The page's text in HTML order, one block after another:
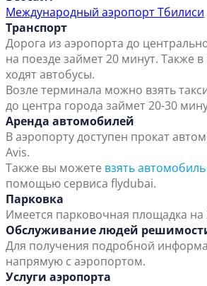
Международный аэропорт Тбилиси
Транспорт
Дорога из аэропорта до
на поезде займет 20 минут. Также
ходят автобусы.
Возле терминала можно взять
до центра города займет 20-30
Аренда автомобилей
В аэропорту доступен прокат
Avis.
Также вы можете взять
помощью сервиса flydubai.
Парковка
Имеется парковочная площадка на
Обслуживание людей
Для получения подробной
напрямую с аэропортом.
Услуги аэропорта